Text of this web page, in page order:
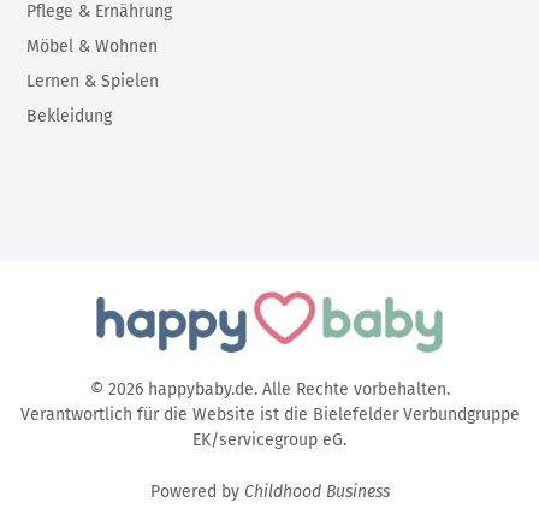
Pflege & Ernährung
Möbel & Wohnen
Lernen & Spielen
Bekleidung
© 2026 happybaby.de. Alle Rechte vorbehalten.
Verantwortlich für die Website ist die Bielefelder Verbundgruppe
EK/servicegroup eG.
Powered by Childhood Business